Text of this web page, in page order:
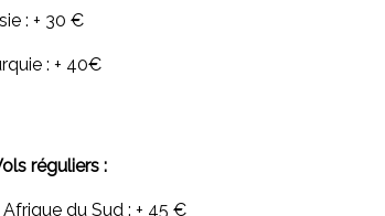
: + 30 €
: + 40€
réguliers :
du Sud : + 45 €